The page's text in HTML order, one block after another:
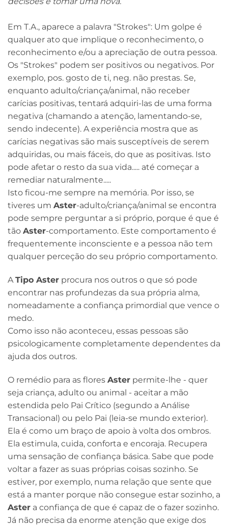
Em T.A., aparece a palavra "Strokes": Um golpe é
qualquer ato que implique o reconhecimento, o
reconhecimento e/ou a apreciação de outra pessoa.
Os "Strokes" podem ser positivos ou negativos. Por
exemplo, pos. gosto de ti, neg. não prestas. Se,
enquanto adulto/criança/animal, não receber
carícias positivas, tentará adquiri-las de uma forma
negativa (chamando a atenção, lamentando-se,
sendo indecente). A experiência mostra que as
carícias negativas são mais susceptíveis de serem
adquiridas, ou mais fáceis, do que as positivas. Isto
pode afetar o resto da sua vida..... até começar a
remediar naturalmente.....
Isto ficou-me sempre na memória. Por isso, se
tiveres um Aster-adulto/criança/animal se encontra
pode sempre perguntar a si próprio, porque é que é
tão Aster-comportamento. Este comportamento é
frequentemente inconsciente e a pessoa não tem
qualquer perceção do seu próprio comportamento.
ATipo Aster procura nos outros o que só pode
encontrar nas profundezas da sua própria alma,
nomeadamente a confiança primordial que vence o
medo.
Como isso não aconteceu, essas pessoas são
psicologicamente completamente dependentes da
ajuda dos outros.
O remédio para as flores Aster permite-lhe - quer
seja criança, adulto ou animal - aceitar a mão
estendida pelo Pai Crítico (segundo a Análise
Transacional) ou pelo Pai (leia-se mundo exterior).
Ela é como um braço de apoio à volta dos ombros.
Ela estimula, cuida, conforta e encoraja. Recupera
uma sensação de confiança básica. Sabe que pode
voltar a fazer as suas próprias coisas sozinho. Se
estiver, por exemplo, numa relação que sente que
está a manter porque não consegue estar sozinho, a
Aster a confiança de que é capaz de o fazer sozinho.
Já não precisa da enorme atenção que exige dos